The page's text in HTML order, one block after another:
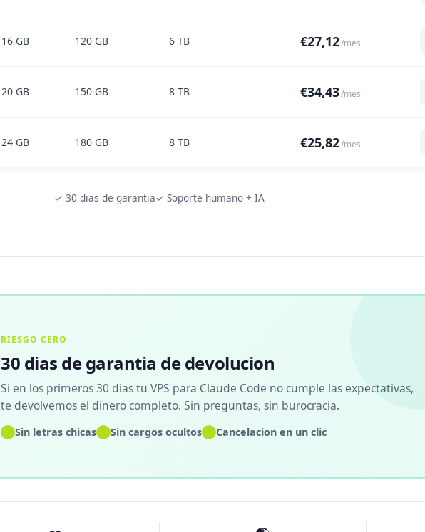
16 GB 120 GB 6 TB €27,12/mes
20 GB 150 GB 8 TB €34,43/mes
24 GB 180 GB 8 TB €25,82/mes
✓ 30 dias de garantia✓ Soporte humano + IA
RIESGO CERO
30 dias de garantia de devolucion
Si en los primeros 30 dias tu VPS para Claude Code no cumple las expectativas,
te devolvemos el dinero completo. Sin preguntas, sin burocracia.
✓Sin letras chicas✓Sin cargos ocultos✓ Cancelacion en un clic